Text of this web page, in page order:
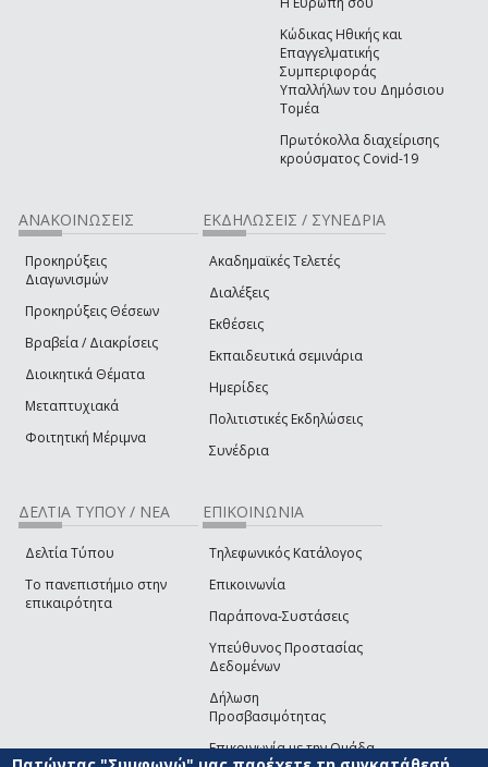
Κώδικας Ηθικής και
Επαγγελματικής
Συμπεριφοράς
Υπαλλήλων του Δημόσιου
Τομέα
Πρωτόκολλα διαχείρισης
κρούσματος Covid-19
ΑΝΑΚΟΙΝΩΣΕΙΣ
Προκηρύξεις
Διαγωνισμών
Προκηρύξεις Θέσεων
Βραβεία / Διακρίσεις
Διοικητικά Θέματα
Μεταπτυχιακά
Φοιτητική Μέριμνα
ΕΚΔΗΛΩΣΕΙΣ / ΣΥΝΕΔΡΙΑ
Ακαδημαϊκές Τελετές
Διαλέξεις
Εκθέσεις
Εκπαιδευτικά σεμινάρια
Ημερίδες
Πολιτιστικές Εκδηλώσεις
Συνέδρια
ΔΕΛΤΙΑ ΤΥΠΟΥ / ΝΕΑ
Δελτία Τύπου
Το πανεπιστήμιο στην
επικαιρότητα
ΕΠΙΚΟΙΝΩΝΙΑ
Τηλεφωνικός Κατάλογος
Επικοινωνία
Παράπονα-Συστάσεις
Υπεύθυνος Προστασίας
Δεδομένων
Δήλωση
Προσβασιμότητας
Επικοινωνία με την Ομάδα